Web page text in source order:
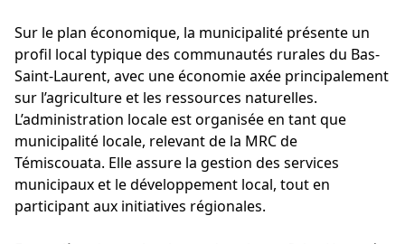
Sur le plan économique, la municipalité présente un
profil local typique des communautés rurales du Bas-
Saint-Laurent, avec une économie axée principalement
sur l’agriculture et les ressources naturelles.
L’administration locale est organisée en tant que
municipalité locale, relevant de la MRC de
Témiscouata. Elle assure la gestion des services
municipaux et le développement local, tout en
participant aux initiatives régionales.